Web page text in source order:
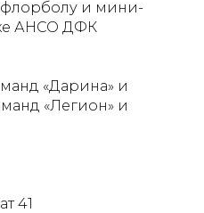
флорболу и мини-
АНСО ДФК
«Дарина» и
«Легион» и
41